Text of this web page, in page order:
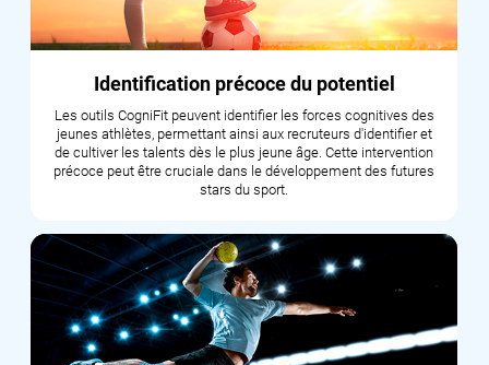
Identification précoce du potentiel
Les outils CogniFit peuvent identifier les forces cognitives des
jeunes athlètes, permettant ainsi aux recruteurs d'identifier et
de cultiver les talents dès le plus jeune âge. Cette intervention
précoce peut être cruciale dans le développement des futures
stars du sport.